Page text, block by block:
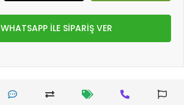
WHATSAPP İLE SİPARİŞ VER